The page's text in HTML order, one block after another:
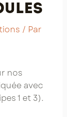
/ Par
nos
avec
1 et 3).